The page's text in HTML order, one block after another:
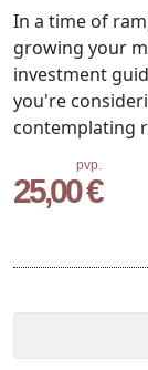
pvp.
25,00 €
In a time of
growing your
investment
you're
contemplating